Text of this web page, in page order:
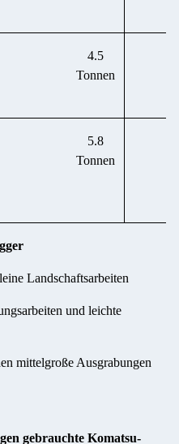
4.5
Tonnen
5.8
Tonnen
Landschaftsarbeiten
und leichte
mittelgroße Ausgrabungen
gebrauchte Komatsu-